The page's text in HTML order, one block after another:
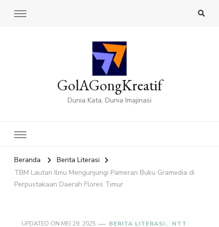
GolAGongKreatif
Dunia Kata, Dunia Imajinasi
Beranda
Berita Literasi
TBM Lautan Ilmu Mengunjungi Pameran Buku Gramedia di
Perpustakaan Daerah Flores Timur
UPDATED ON MEI 29, 2025 BERITA LITERASI NTT